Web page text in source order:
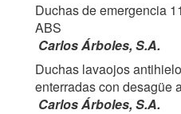
Duchas de emergencia
ABS
Carlos Árboles, S.A.
Duchas lavaojos
enterradas con desagüe
Carlos Árboles, S.A.